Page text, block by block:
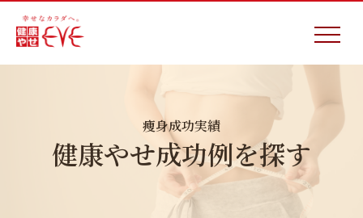
痩身成功実績
健康やせ成功例を探す